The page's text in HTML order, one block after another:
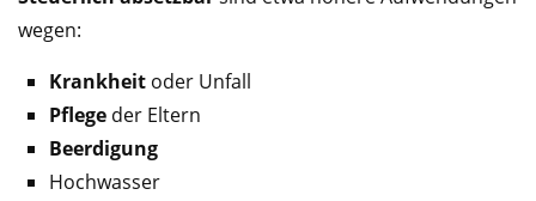
wegen:
Krankheit oder Unfall
Pflege der Eltern
Beerdigung
Hochwasser